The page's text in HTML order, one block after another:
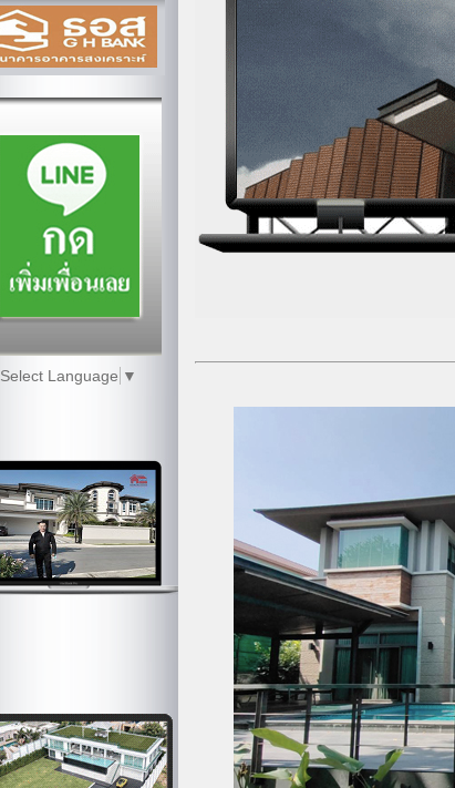
Select Language ▼